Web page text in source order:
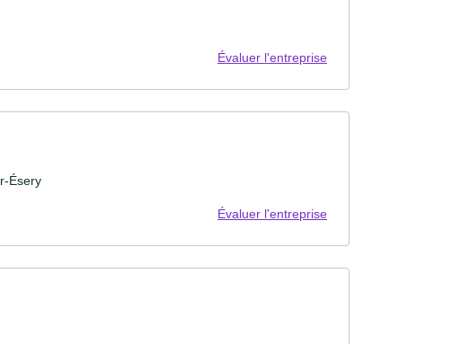
Évaluer l'entreprise
Ésery
Évaluer l'entreprise